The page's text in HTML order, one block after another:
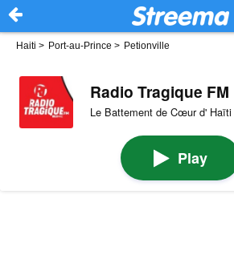
Haiti > Port-au-Prince > Petionville
Radio Tragique FM
Le Battement de Cœur d' Haïti
Play